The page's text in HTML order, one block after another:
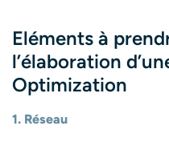
Eléments à
l’élaboration
Optimization
1. Réseau